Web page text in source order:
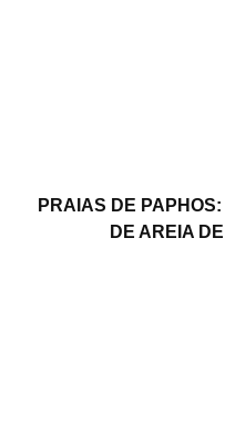
PRAIAS DE
DE AREIA